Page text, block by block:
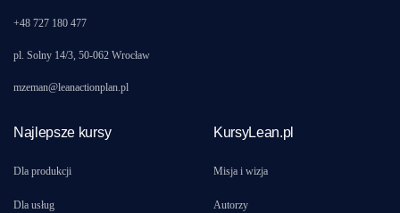
+48 727 180 477
pl. Solny 14/3, 50-062 Wrocław
mzeman@leanactionplan.pl
Najlepsze kursy
Dla produkcji
Dla usług
KursyLean.pl
Misja i wizja
Autorzy